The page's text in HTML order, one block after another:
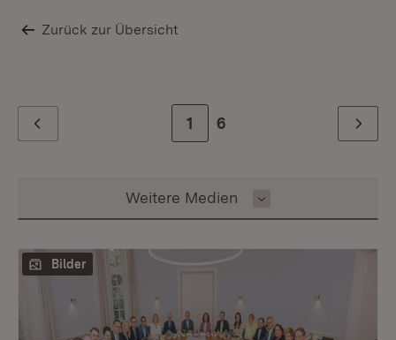
Zurück zur Übersicht
Zur Seite
1 Zur letzten Seite
6 Weiter
Inhalt auswählen
Weitere Medien
Bilder